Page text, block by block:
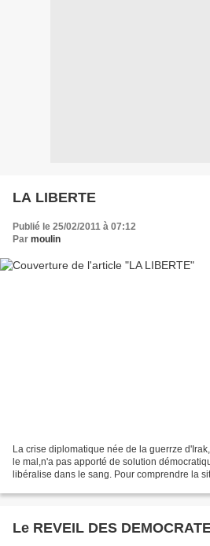
LA LIBERTE
Publié le 25/02/2011 à 07:12
Par moulin
La crise diplomatique née de la guerrze
le mal,n'a pas apporté de solution
libéralise dans le sang. Pour comprendre la
Le REVEIL DES